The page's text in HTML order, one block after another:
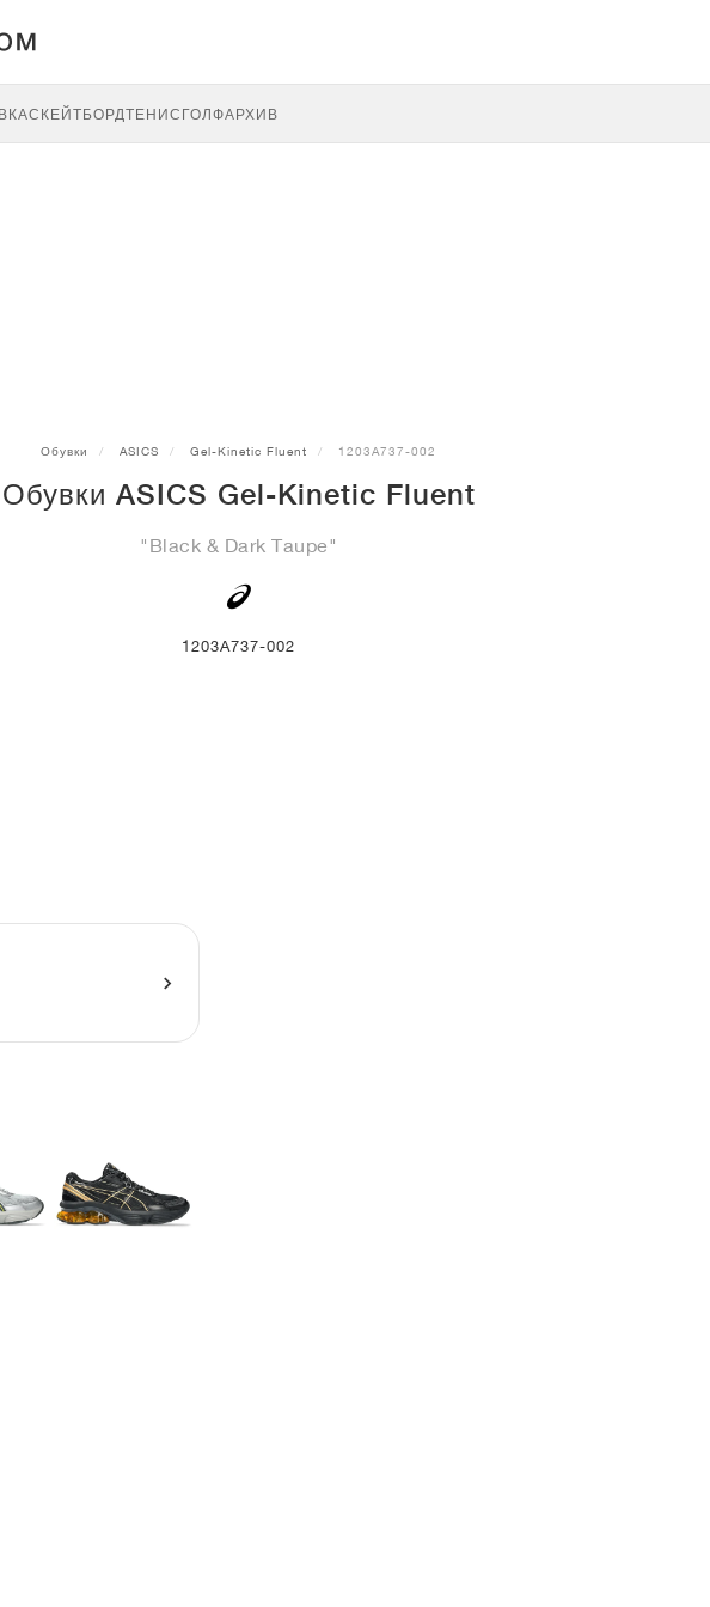
СКЕЙТБОРДТЕНИС ГОЛФАРХИВ
Обувки ASICS Gel-Kinetic Fluent 1203A737-002
Обувки ASICS Gel-Kinetic Fluent
"Black & Dark Taupe"
1203A737-002